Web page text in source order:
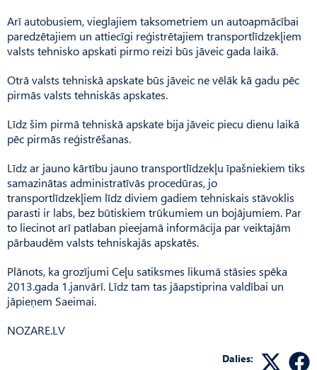
Arī autobusiem, vieglajiem taksometriem un autoapmācībai
paredzētajiem un attiecīgi reģistrētajiem transportlīdzekļiem
valsts tehnisko apskati pirmo reizi būs jāveic gada laikā.
Otrā valsts tehniskā apskate būs jāveic ne vēlāk kā gadu pēc
pirmās valsts tehniskās apskates.
Līdz šim pirmā tehniskā apskate bija jāveic piecu dienu laikā
pēc pirmās reģistrēšanas.
Līdz ar jauno kārtību jauno transportlīdzekļu īpašniekiem tiks
samazinātas administratīvās procedūras, jo
transportlīdzekļiem līdz diviem gadiem tehniskais stāvoklis
parasti ir labs, bez būtiskiem trūkumiem un bojājumiem. Par
to liecinot arī patlaban pieejamā informācija par veiktajām
pārbaudēm valsts tehniskajās apskatēs.
Plānots, ka grozījumi Ceļu satiksmes likumā stāsies spēka
2013.gada 1.janvārī. Līdz tam tas jāapstiprina valdībai un
jāpieņem Saeimai.
NOZARE.LV
Dalies: